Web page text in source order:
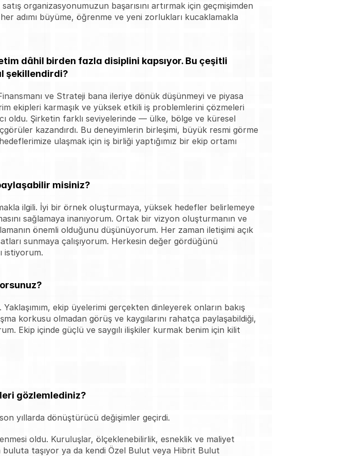
organizasyonumuzun başarısını artırmak için geçmişimden
adımı büyüme, öğrenme ve yeni zorlukları kucaklamakla
dâhil birden fazla disiplini kapsıyor. Bu çeşitli
şekillendirdi?
ve Strateji bana ileriye dönük düşünmeyi ve piyasa
ekipleri karmaşık ve yüksek etkili iş problemlerini çözmeleri
oldu. Şirketin farklı seviyelerinde — ülke, bölge ve küresel
kazandırdı. Bu deneyimlerin birleşimi, büyük resmi görme
ulaşmak için iş birliği yaptığımız bir ekip ortamı
misiniz?
ilgili. İyi bir örnek oluşturmaya, yüksek hedefler belirlemeye
sağlamaya inanıyorum. Ortak bir vizyon oluşturmanın ve
önemli olduğunu düşünüyorum. Her zaman iletişimi açık
sunmaya çalışıyorum. Herkesin değer gördüğünü
istiyorum.
ekip üyelerimi gerçekten dinleyerek onların bakış
korkusu olmadan görüş ve kaygılarını rahatça paylaşabildiği,
Ekip içinde güçlü ve saygılı ilişkiler kurmak benim için kilit
gözlemlediniz?
yıllarda dönüştürücü değişimler geçirdi.
oldu. Kuruluşlar, ölçeklenebilirlik, esneklik ve maliyet
taşıyor ya da kendi Özel Bulut veya Hibrit Bulut